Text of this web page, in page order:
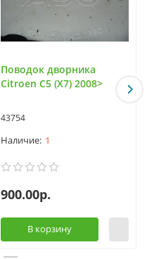
Поводок дворника
Citroen C5 (X7) 2008>
43754
1
900.00р.
В корзину